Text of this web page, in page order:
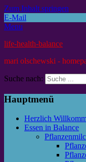
Zum Inhalt springen
E-Mail
Menu
life-health-balance
mari olschewski -
Suche nach:
Hauptmenü
Herzlich
Essen in Balance